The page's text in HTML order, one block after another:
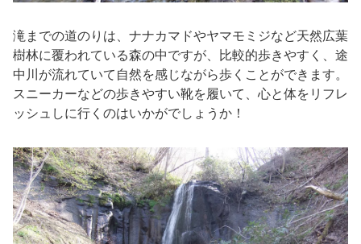
滝までの道のりは、ナナカマドやヤマモミジなど天然広葉
樹林に覆われている森の中ですが、比較的歩きやすく、途
中川が流れていて自然を感じながら歩くことができます。
スニーカーなどの歩きやすい靴を履いて、心と体をリフレ
ッシュしに行くのはいかがでしょうか！